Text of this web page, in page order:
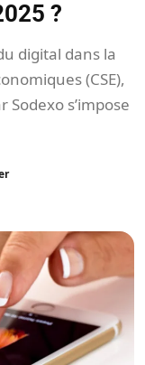
?
digital dans la
(CSE),
Sodexo s’impose